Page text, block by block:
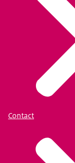
Contact